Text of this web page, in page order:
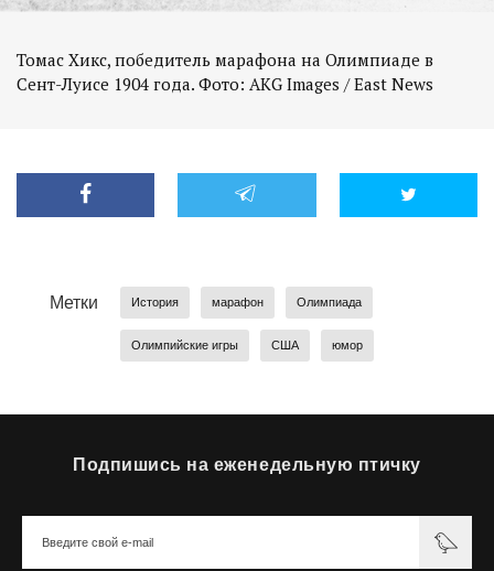
Томас Хикс, победитель марафона на Олимпиаде в
Сент-Луисе 1904 года. Фото: AKG Images / East News
Метки История марафон Олимпиада
Олимпийские игры США юмор
Подпишись на еженедельную птичку